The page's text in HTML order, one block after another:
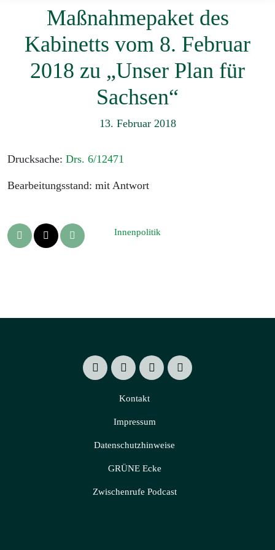
Maßnahmepaket des
Kabinetts vom 8. Februar
2018 zu „Unser Plan für
Sachsen“
13. Februar 2018
Drucksache: Drs. 6/12471
Bearbeitungsstand: mit Antwort
Innenpolitik
Kontakt
Impressum
Datenschutzhinweise
GRÜNE Ecke
Zwischenrufe Podcast